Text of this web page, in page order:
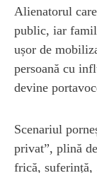
Alienatorul
public, iar
ușor de
persoană cu
devine
Scenariul
privat”, plină
frică, suferință,